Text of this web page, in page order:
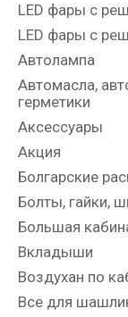
LED фары с
LED фары с
Автолампа
Автомасла,
герметики
Аксессуары
Акция
Болгарские
Болты, гайки,
Большая
Вкладыши
Воздухан по
Все для